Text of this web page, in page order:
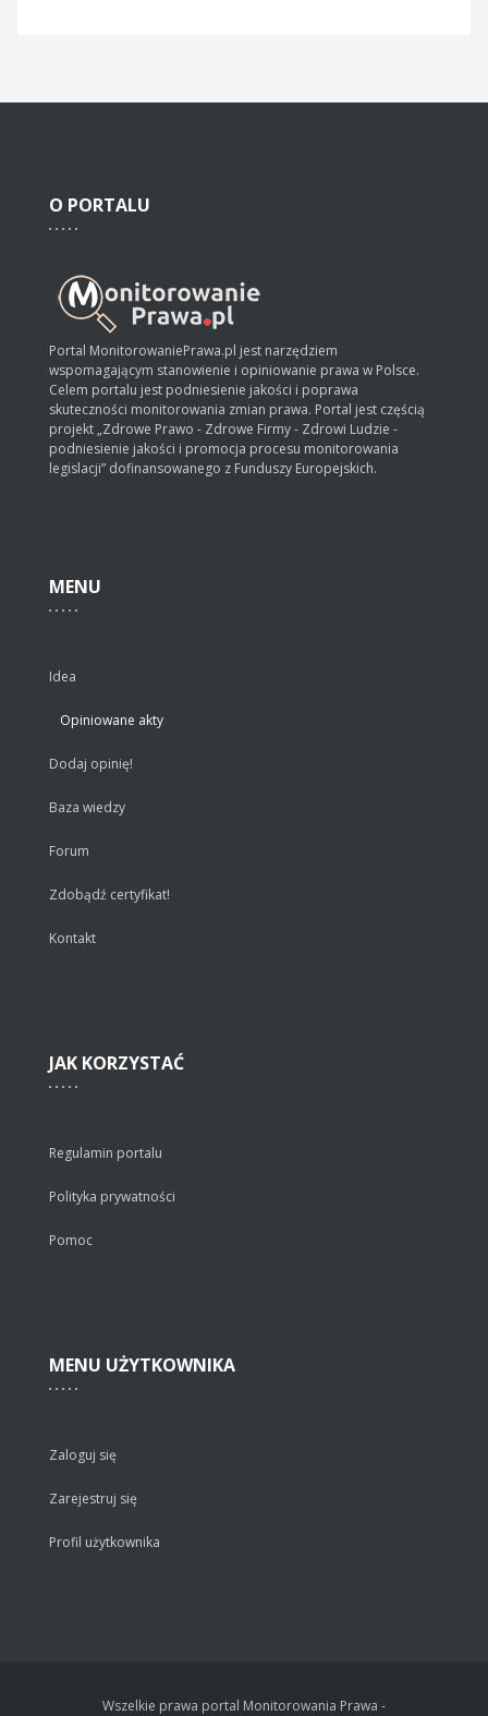
O PORTALU
Portal MonitorowaniePrawa.pl jest narzędziem
wspomagającym stanowienie i opiniowanie prawa w Polsce.
Celem portalu jest podniesienie jakości i poprawa
skuteczności monitorowania zmian prawa. Portal jest częścią
projekt „Zdrowe Prawo - Zdrowe Firmy - Zdrowi Ludzie -
podniesienie jakości i promocja procesu monitorowania
legislacji” dofinansowanego z Funduszy Europejskich.
MENU
Idea
Opiniowane akty
Dodaj opinię!
Baza wiedzy
Forum
Zdobądź certyfikat!
Kontakt
JAK KORZYSTAĆ
Regulamin portalu
Polityka prywatności
Pomoc
MENU UŻYTKOWNIKA
Zaloguj się
Zarejestruj się
Profil użytkownika
Wszelkie prawa portal Monitorowania Prawa -